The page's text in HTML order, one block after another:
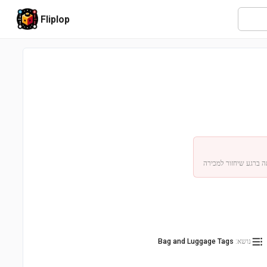
Fliplop
ברגע שיחזור למכירה
נושא:
Bag and Luggage Tags